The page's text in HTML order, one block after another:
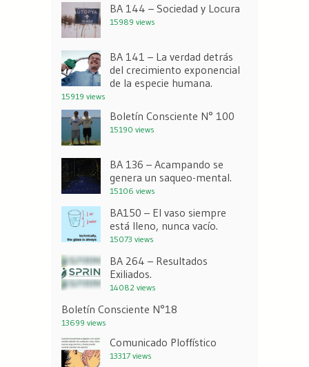
BA 144 – Sociedad y Locura
15989 views
BA 141 – La verdad detrás
del crecimiento exponencial
de la especie humana.
15919 views
Boletín Consciente N° 100
15190 views
BA 136 – Acampando se
genera un saqueo-mental.
15106 views
BA150 – El vaso siempre
está lleno, nunca vacío.
15073 views
BA 264 – Resultados
Exiliados.
14082 views
Boletín Consciente N°18
13699 views
Comunicado Ploffístico
13317 views